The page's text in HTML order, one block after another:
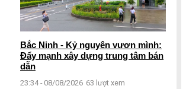
Bắc Ninh - Kỷ nguyên vươn mình:
Đẩy mạnh xây dựng trung tâm bán
dẫn
23:34 - 08/08/2026 63 lượt xem